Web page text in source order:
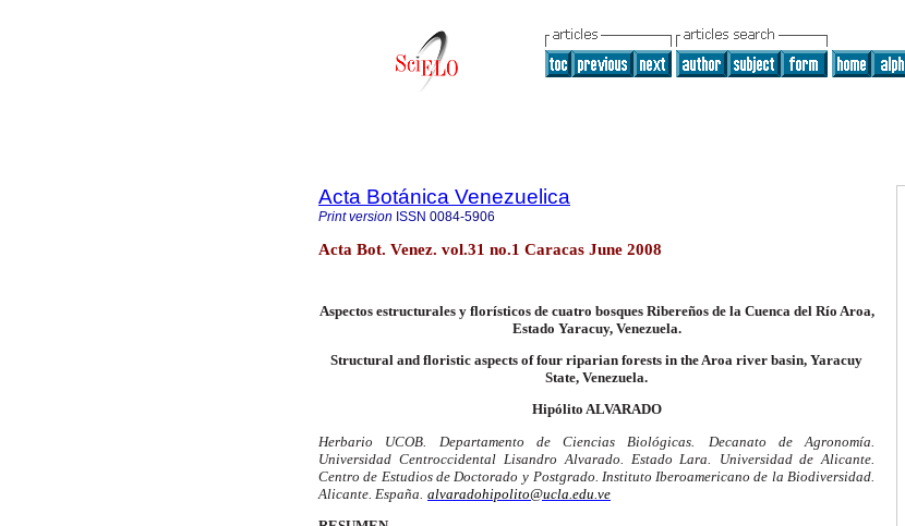
Acta Botánica Venezuelica
Print version ISSN 0084-5906
Acta Bot. Venez. vol.31 no.1 Caracas June 2008
Aspectos estructurales y florísticos de cuatro bosques Ribereños de la Cuenca del Río Aroa,
Estado Yaracuy, Venezuela.
Structural and floristic aspects of four riparian forests in the Aroa river basin, Yaracuy
State, Venezuela.
Hipólito ALVARADO
Herbario UCOB. Departamento de Ciencias Biológicas.
Decanato de Agronomía.
Universidad Centroccidental Lisandro Alvarado. Estado Lara.
Universidad de Alicante.
Centro de Estudios de Doctorado y Postgrado. Instituto Iberoamericano de la Biodiversidad.
Alicante. España. alvaradohipolito@ucla.edu.ve